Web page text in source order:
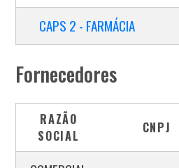
CAPS 2 - FARMÁCIA
Fornecedores
RAZÃO
SOCIAL
CNPJ